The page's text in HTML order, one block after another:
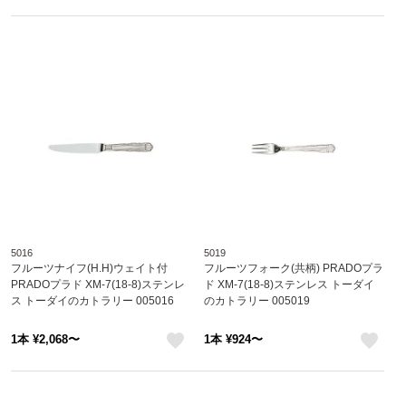
5016
フルーツナイフ(H.H)ウェイト付
PRADOプラド XM-7(18-8)ステンレ
ス トーダイのカトラリー 005016
1本 ¥2,068〜
5019
フルーツフォーク(共柄) PRADOプラ
ド XM-7(18-8)ステンレス トーダイ
のカトラリー 005019
1本 ¥924〜